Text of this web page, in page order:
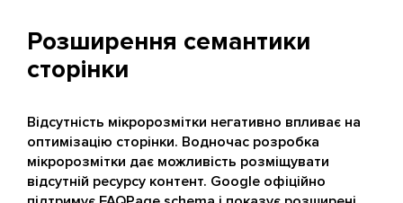
Розширення семантики
сторінки
Відсутність мікророзмітки негативно впливає на
оптимізацію сторінки. Водночас розробка
мікророзмітки дає можливість розміщувати
відсутній ресурсу контент. Google офіційно